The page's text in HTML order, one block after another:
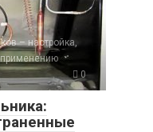
– настройка,
0